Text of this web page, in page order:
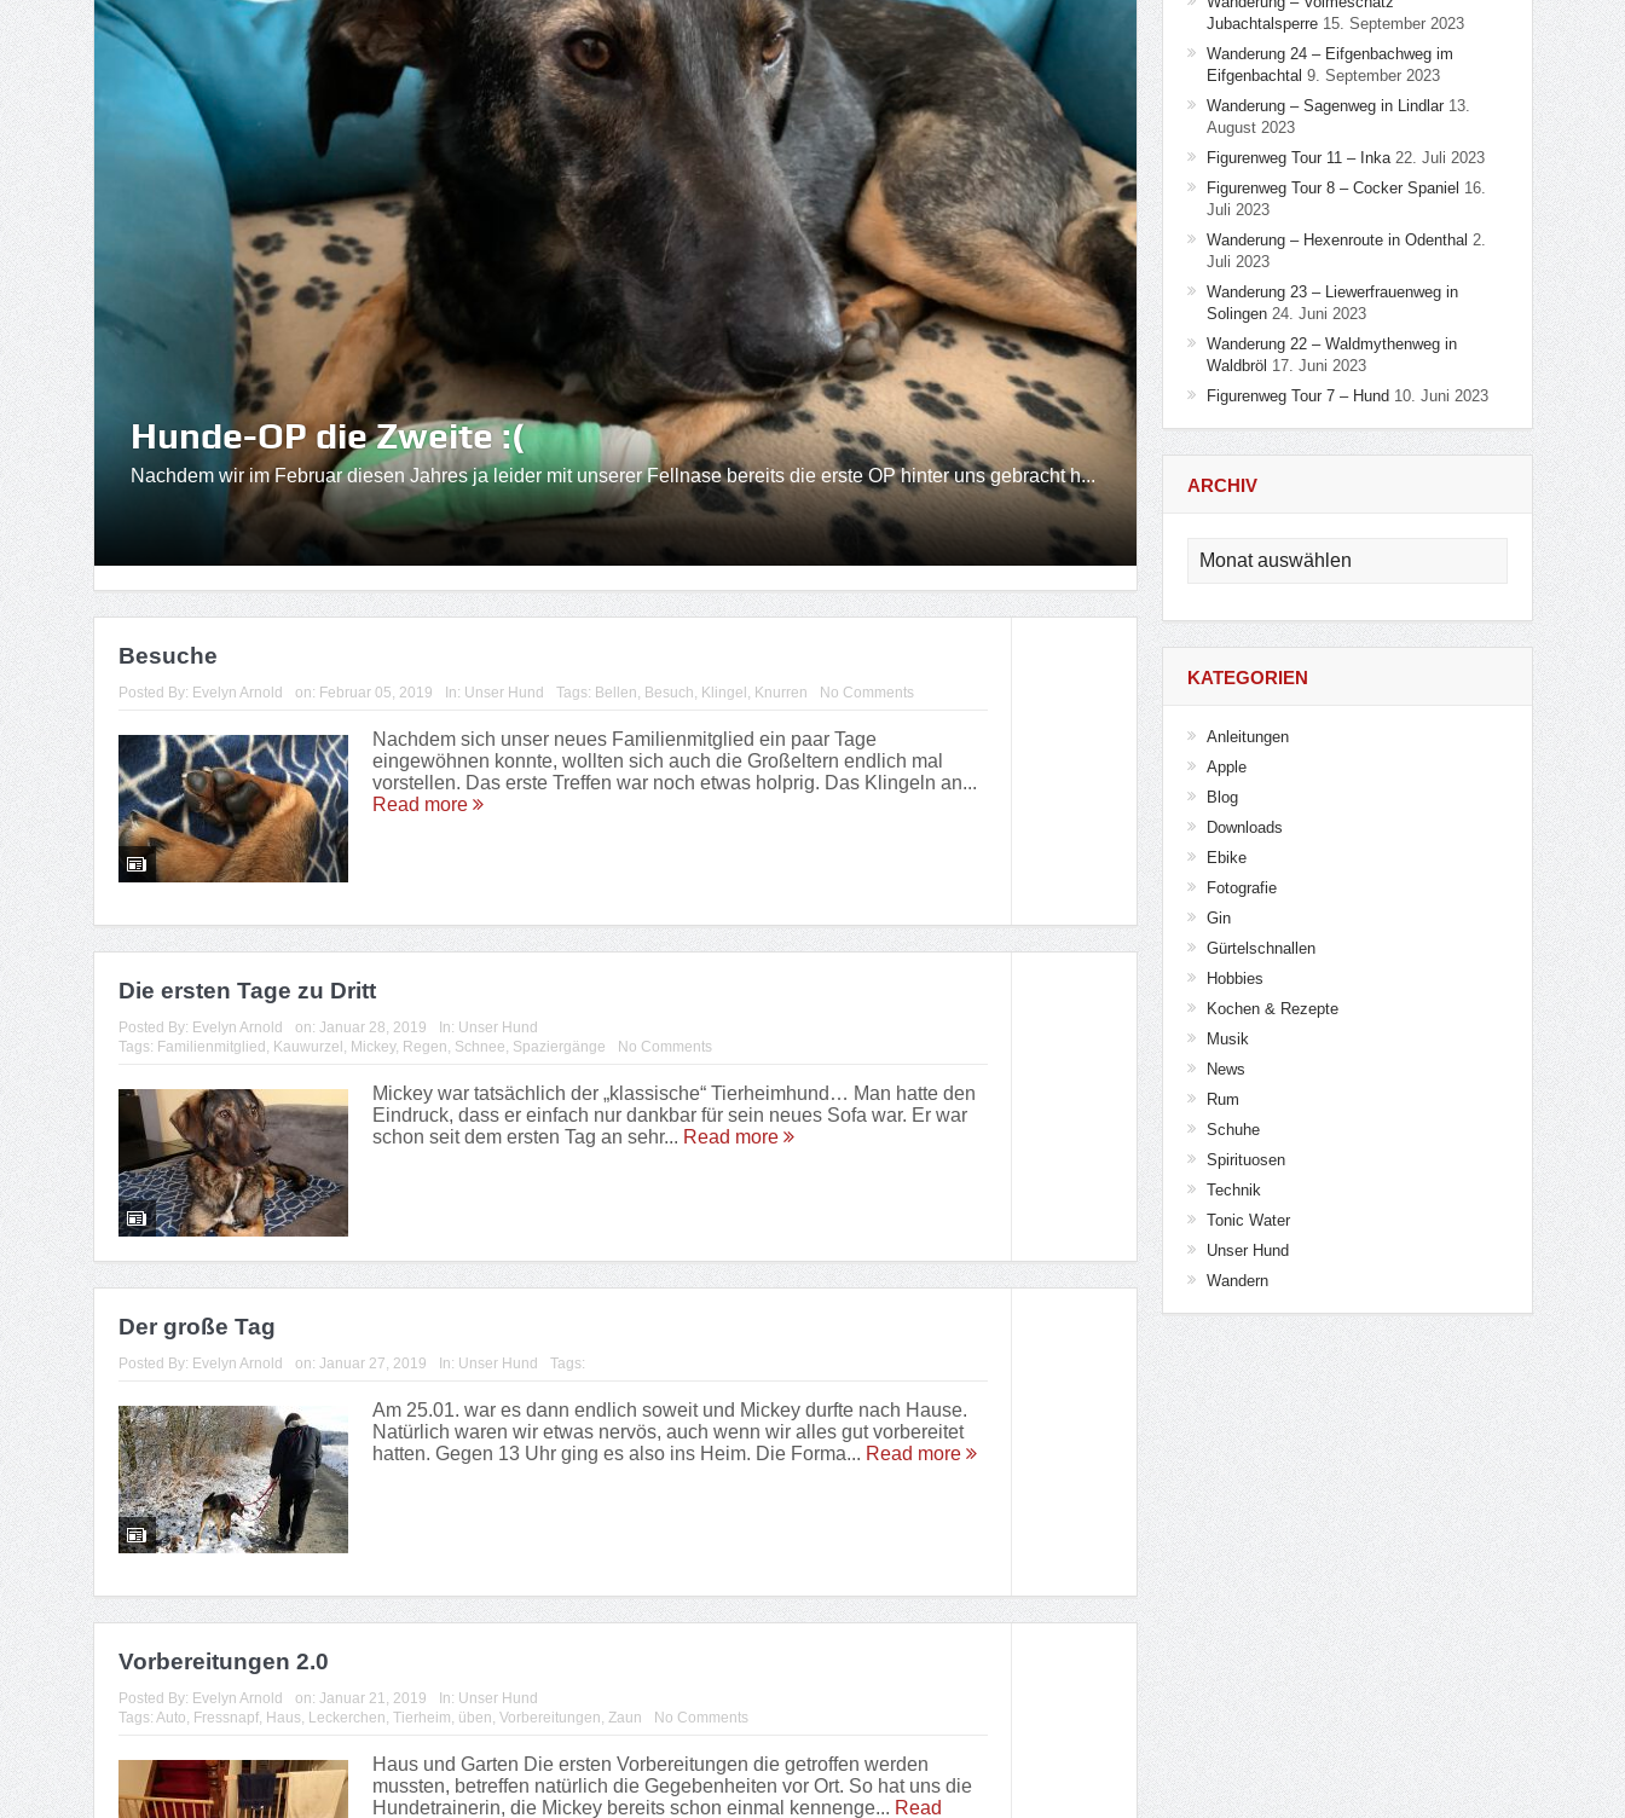
Hunde-OP die Zweite :(
Nachdem wir im Februar diesen Jahres ja leider mit unserer Fellnase bereits die erste OP hinter uns gebracht h...
Besuche
Posted By: Evelyn Arnold on: Februar 05, 2019 In: Unser Hund Tags: Bellen Besuch Klingel Knurren No Comments
Nachdem sich unser neues Familienmitglied ein paar Tage
eingewöhnen konnte, wollten sich auch die Großeltern endlich mal
vorstellen. Das erste Treffen war noch etwas holprig. Das Klingeln an...
Read more
Die ersten Tage zu Dritt
Posted By: Evelyn Arnold on: Januar 28, 2019 In: Unser Hund
Tags: Familienmitglied Kauwurzel Mickey, Regen Schnee Spaziergänge No Comments
Mickey war tatsächlich der „klassische“ Tierheimhund… Man hatte den
Eindruck, dass er einfach nur dankbar für sein neues Sofa war. Er war
schon seit dem ersten Tag an sehr... Read more
Der große Tag
Posted By: Evelyn Arnold on: Januar 27, 2019 In: Unser Hund Tags:
Am 25.01. war es dann endlich soweit und Mickey durfte nach Hause.
Natürlich waren wir etwas nervös, auch wenn wir alles gut vorbereitet
hatten. Gegen 13 Uhr ging es also ins Heim. Die Forma... Read more
Vorbereitungen 2.0
Posted By: Evelyn Arnold on: Januar 21, 2019 In: Unser Hund
Tags: Auto Fressnapf, Haus, Leckerchen Tierheim üben Vorbereitungen Zaun No Comments
Haus und Garten Die ersten Vorbereitungen die getroffen werden
mussten, betreffen natürlich die Gegebenheiten vor Ort. So hat uns die
Hundetrainerin, die Mickey bereits schon einmal kennenge... Read
Jubachtalsperre 15. September 2023
Wanderung 24 – Eifgenbachweg im
Eifgenbachtal 9. September 2023
Wanderung – Sagenweg in Lindlar 13.
August 2023
Figurenweg Tour 11 – Inka 22. Juli 2023
Figurenweg Tour 8 – Cocker Spaniel 16.
Juli 2023
Wanderung – Hexenroute in Odenthal 2.
Juli 2023
Wanderung 23 – Liewerfrauenweg in
Solingen 24. Juni 2023
Wanderung 22 – Waldmythenweg in
Waldbröl 17. Juni 2023
Figurenweg Tour 7 – Hund 10. Juni 2023
ARCHIV
KATEGORIEN
Anleitungen
Apple
Blog
Downloads
Ebike
Fotografie
Gin
Gürtelschnallen
Hobbies
Kochen & Rezepte
Musik
News
Rum
Schuhe
Spirituosen
Technik
Tonic Water
Unser Hund
Wandern